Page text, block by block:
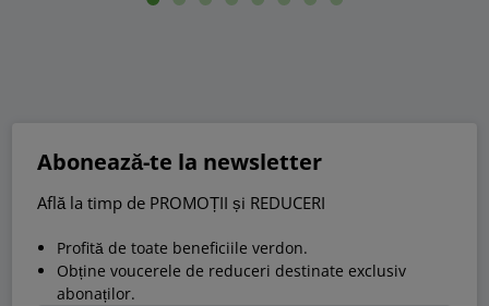
Abonează-te la newsletter
Află la timp de PROMOȚII și REDUCERI
Profită de toate beneficiile verdon.
Obține voucerele de reduceri destinate exclusiv
abonaților.